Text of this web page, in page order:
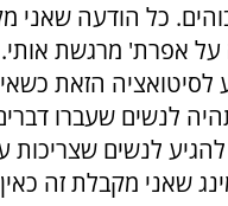
כל הודעה שאני
אפרת' מרגשת אותי.
הזאת
לנשים שעברו
לנשים שצריכות
שאני מקבלת זה